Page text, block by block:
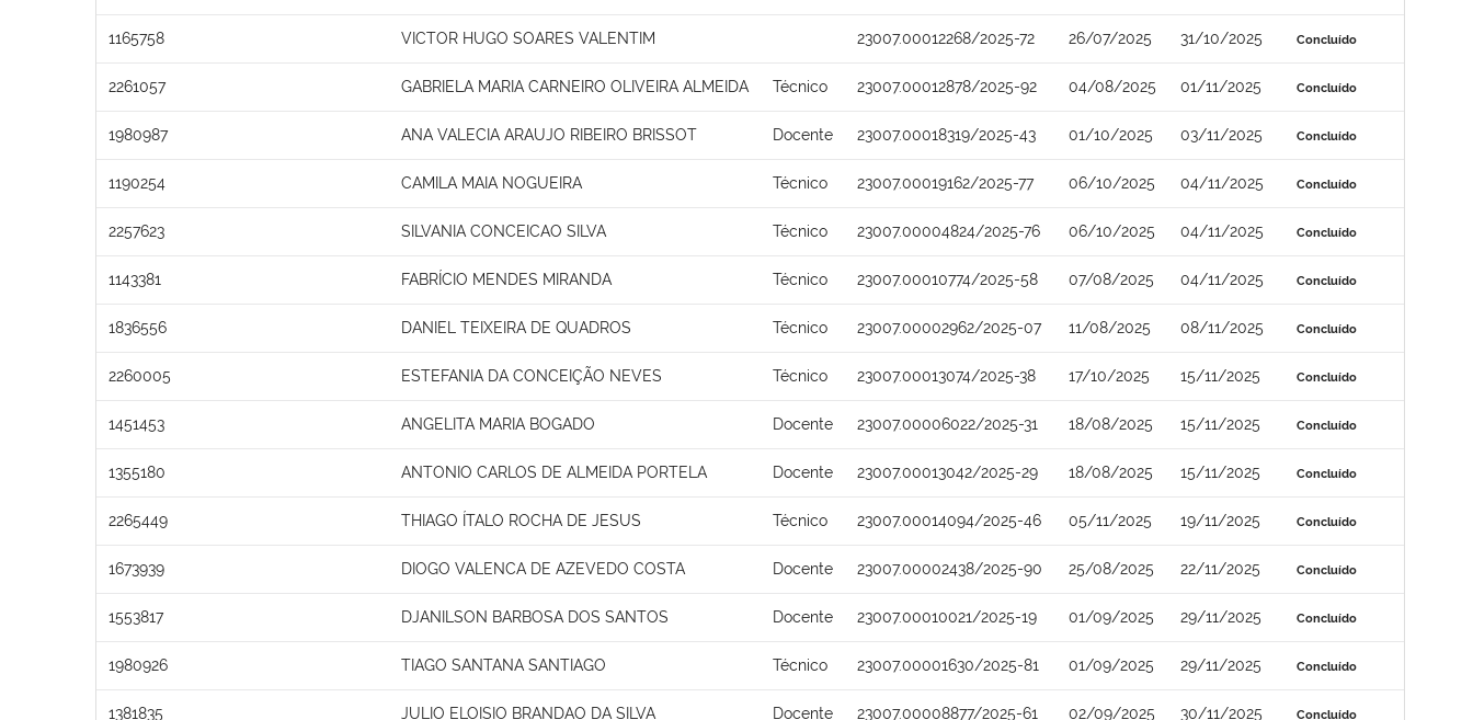
1165758 VICTOR HUGO SOARES VALENTIM 23007.00012268/2025-72 26/07/2025 31/10/2025 Concluído
2261057 GABRIELA MARIA CARNEIRO OLIVEIRA ALMEIDA Técnico 23007.00012878/2025-92 04/08/2025 01/11/2025 Concluído
1980987 ANA VALECIA ARAUJO RIBEIRO BRISSOT Docente 23007.00018319/2025-43 01/10/2025 03/11/2025 Concluído
1190254 CAMILA MAIA NOGUEIRA Técnico 23007.00019162/2025-77 06/10/2025 04/11/2025 Concluído
2257623 SILVANIA CONCEICAO SILVA Técnico 23007.00004824/2025-76 06/10/2025 04/11/2025 Concluído
1143381 FABRÍCIO MENDES MIRANDA Técnico 23007.00010774/2025-58 07/08/2025 04/11/2025 Concluído
1836556 DANIEL TEIXEIRA DE QUADROS Técnico 23007.00002962/2025-07 11/08/2025 08/11/2025 Concluído
2260005 ESTEFANIA DA CONCEIÇÃO NEVES Técnico 23007.00013074/2025-38 17/10/2025 15/11/2025 Concluído
1451453 ANGELITA MARIA BOGADO Docente 23007.00006022/2025-31 18/08/2025 15/11/2025 Concluído
1355180 ANTONIO CARLOS DE ALMEIDA PORTELA Docente 23007.00013042/2025-29 18/08/2025 15/11/2025 Concluído
2265449 THIAGO ÍTALO ROCHA DE JESUS Técnico 23007.00014094/2025-46 05/11/2025 19/11/2025 Concluído
1673939 DIOGO VALENCA DE AZEVEDO COSTA Docente 23007.00002438/2025-90 25/08/2025 22/11/2025 Concluído
1553817 DJANILSON BARBOSA DOS SANTOS Docente 23007.00010021/2025-19 01/09/2025 29/11/2025 Concluído
1980926 TIAGO SANTANA SANTIAGO Técnico 23007.00001630/2025-81 01/09/2025 29/11/2025 Concluído
1381835 JULIO ELOISIO BRANDAO DA SILVA Docente 23007.00008877/2025-61 02/09/2025 30/11/2025 Concluído